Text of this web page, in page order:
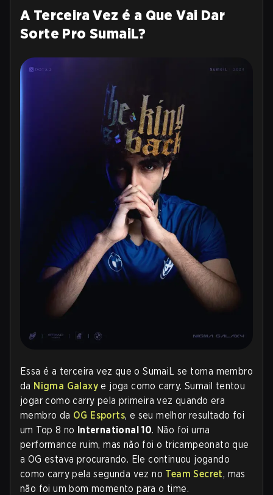
A Terceira Vez é a Que Vai Dar
Sorte Pro SumaiL?
Essa é a terceira vez que o SumaiL se torna membro
da Nigma Galaxy e joga como carry. Sumail tentou
jogar como carry pela primeira vez quando era
membro da OG Esports, e seu melhor resultado foi
um Top 8 no International 10. Não foi uma
performance ruim, mas não foi o tricampeonato que
a OG estava procurando. Ele continuou jogando
como carry pela segunda vez no Team Secret, mas
não foi um bom momento para o time.